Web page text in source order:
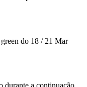
do 18 / 21 Mar